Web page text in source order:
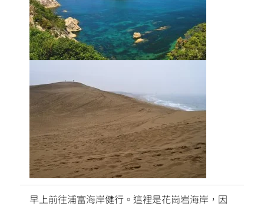
早上前往浦富海岸健行。這裡是花崗岩海岸，因